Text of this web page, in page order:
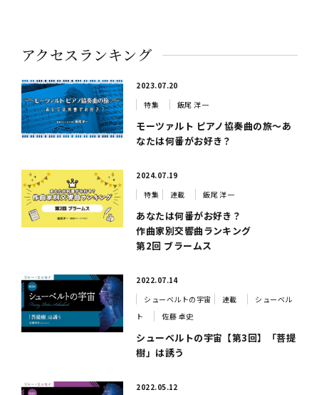
アクセスランキング
2023.07.20
特集
飯尾 洋一
モーツァルト ピアノ協奏曲の旅～あ
なたは何番がお好き？
2024.07.19
特集
連載 飯尾 洋一
あなたは何番がお好き？
作曲家別交響曲ランキング
第2回 ブラームス
2022.07.14
シューベルトの宇宙
連載
シューベル
ト
佐藤 卓史
シューベルトの宇宙【第3回】「菩提
樹」は誘う
2022.05.12